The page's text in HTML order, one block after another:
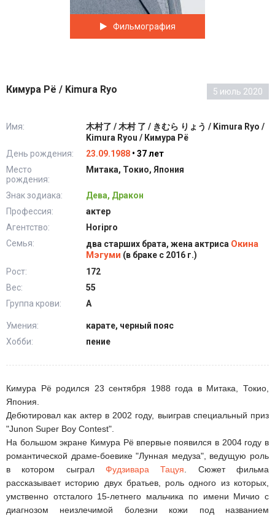
Фильмография
Кимура Рё / Kimura Ryo 5 июль 2020
Имя:
木村了 / 木村 了 / きむら りょう / Kimura Ryo /
Kimura Ryou / Кимура Рё
День рождения:
23.09.1988 • 37 лет
Место
рождения:
Митака, Токио, Япония
Знак зодиака:
Дева, Дракон
Профессия:
актер
Агентство:
Horipro
Семья:
два старших брата, жена актриса Окина
Мэгуми (в браке с 2016 г.)
Рост:
172
Вес:
55
Группа крови:
А
Умения:
карате, черный пояс
Хобби:
пение
Кимура Рё родился 23 сентября 1988 года в Митака, Токио,
Япония.
Дебютировал как актер в 2002 году, выиграв специальный приз
"Junon Super Boy Contest".
На большом экране Кимура Рё впервые появился в 2004 году в
романтической драме-боевике "Лунная медуза", ведущую роль
в котором сыграл Фудзивара Тацуя . Сюжет фильма
рассказывает историю двух братьев, роль одного из которых,
умственно отсталого 15-летнего мальчика по имени Мичио с
диагнозом неизлечимой болезни кожи под названием